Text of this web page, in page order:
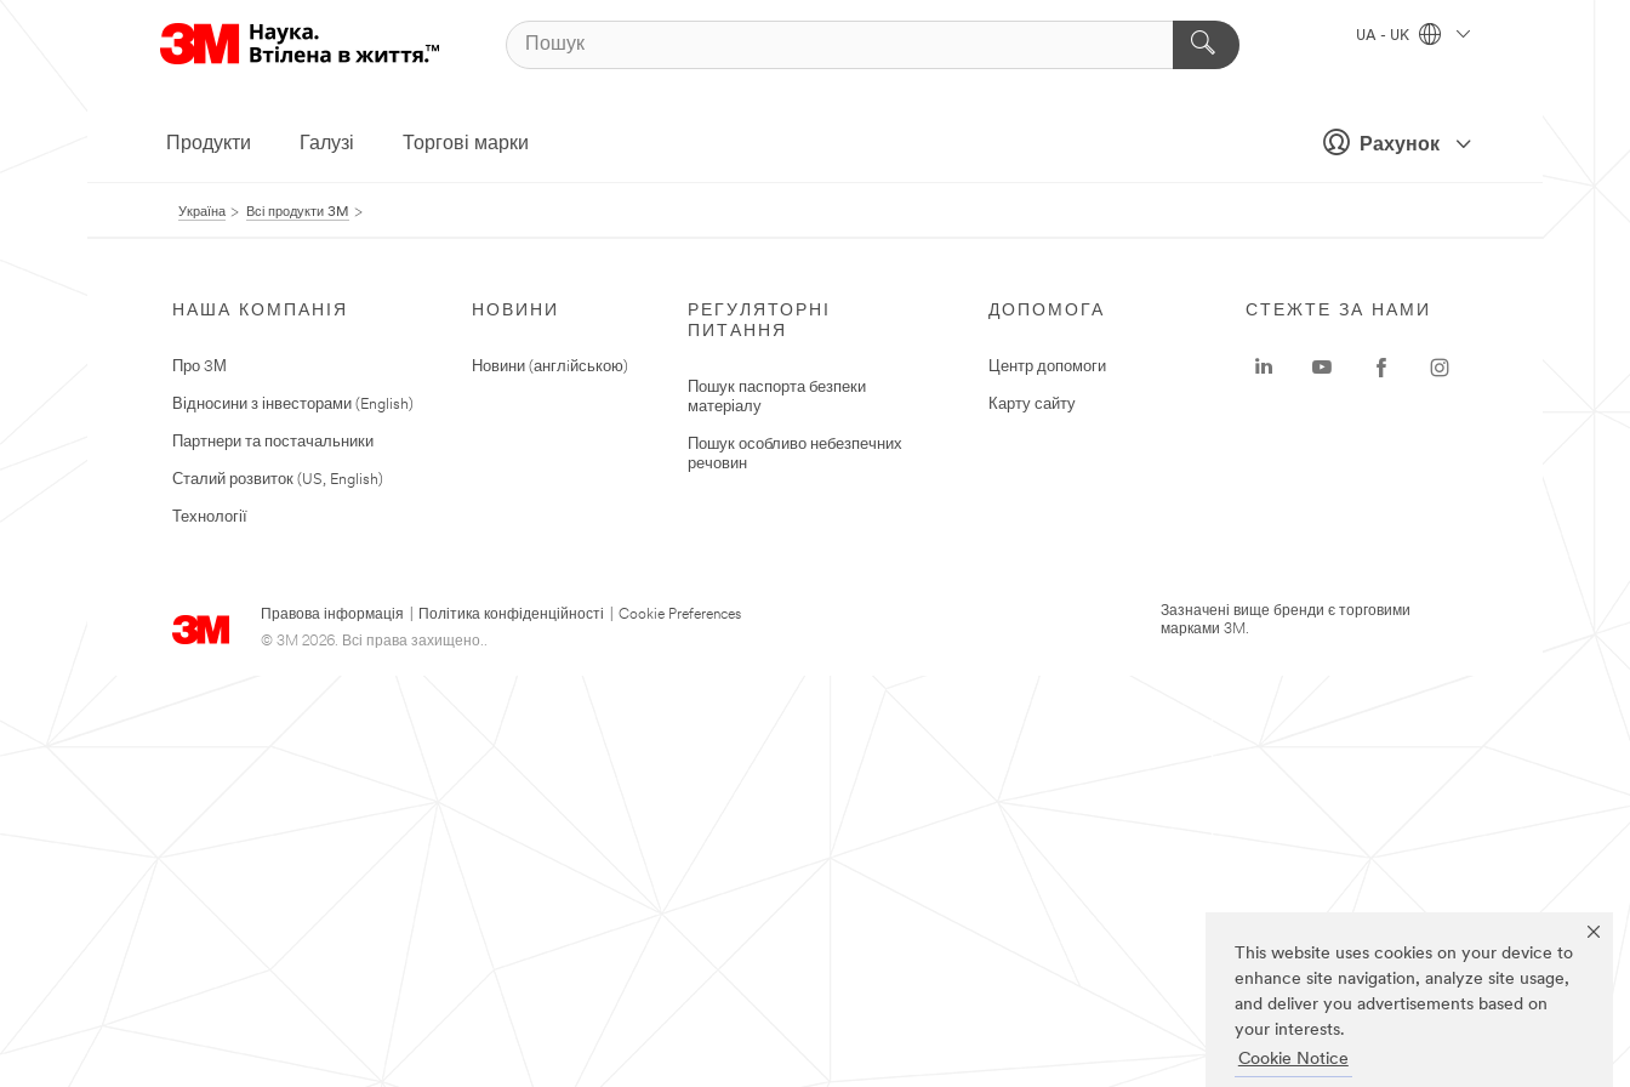
This website uses cookies on your device to
enhance site navigation, analyze site usage,
and deliver you advertisements based on
your interests.
Cookie Notice
Рахунок
UA - UK
Продукти Галузі Торгові марки
Україна Всі продукти 3M
НАША КОМПАНІЯ
Про 3М
Відносини з інвесторами (English)
Партнери та постачальники
Сталий розвиток (US, English)
Технології
НОВИНИ
Новини (англiйською)
РЕГУЛЯТОРНІ
ПИТАННЯ
Пошук паспорта безпеки
матеріалу
Пошук особливо небезпечних
речовин
ДОПОМОГА
Центр допомоги
Карту сайту
Правова інформація Політика конфіденційності
Cookie Preferences
© 3M 2026. Всі права захищено..
СТЕЖТЕ ЗА НАМИ
Зазначені вище бренди є торговими
марками 3M.